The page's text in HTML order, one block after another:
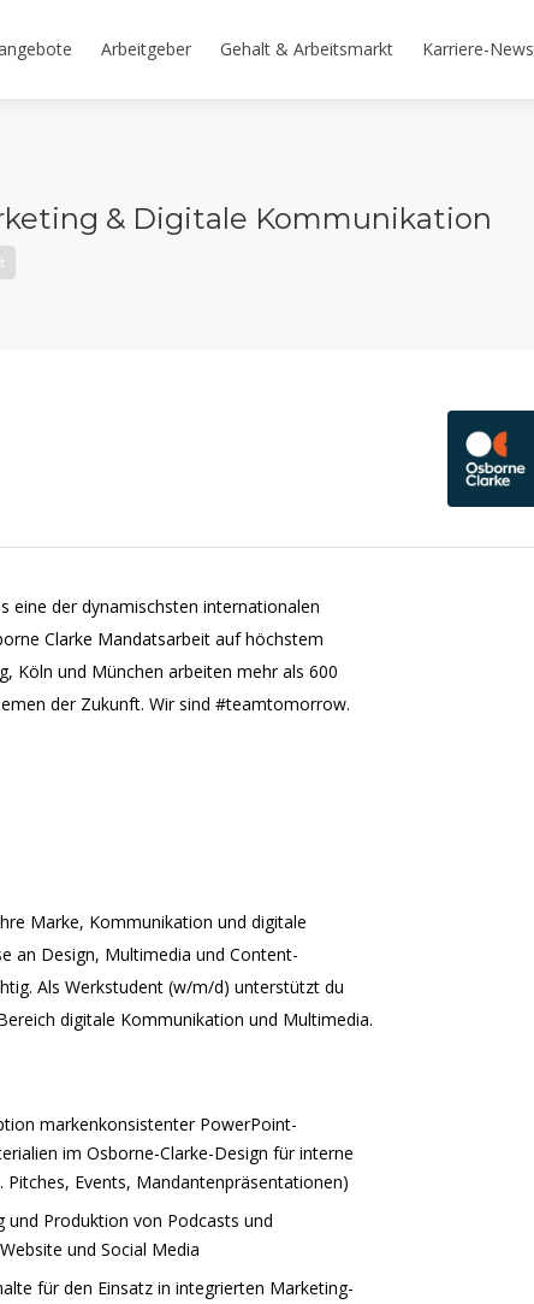
Arbeitgeber Gehalt & Arbeitsmarkt Karriere-News
& Digitale Kommunikation
eine der dynamischsten internationalen
Clarke Mandatsarbeit auf höchstem
Köln und München arbeiten mehr als 600
der Zukunft. Wir sind #teamtomorrow.
Marke, Kommunikation und digitale
an Design, Multimedia und Content-
Als Werkstudent (w/m/d) unterstützt du
digitale Kommunikation und Multimedia.
markenkonsistenter PowerPoint-
im Osborne-Clarke-Design für interne
Events, Mandantenpräsentationen)
Produktion von Podcasts und
und Social Media
für den Einsatz in integrierten Marketing-